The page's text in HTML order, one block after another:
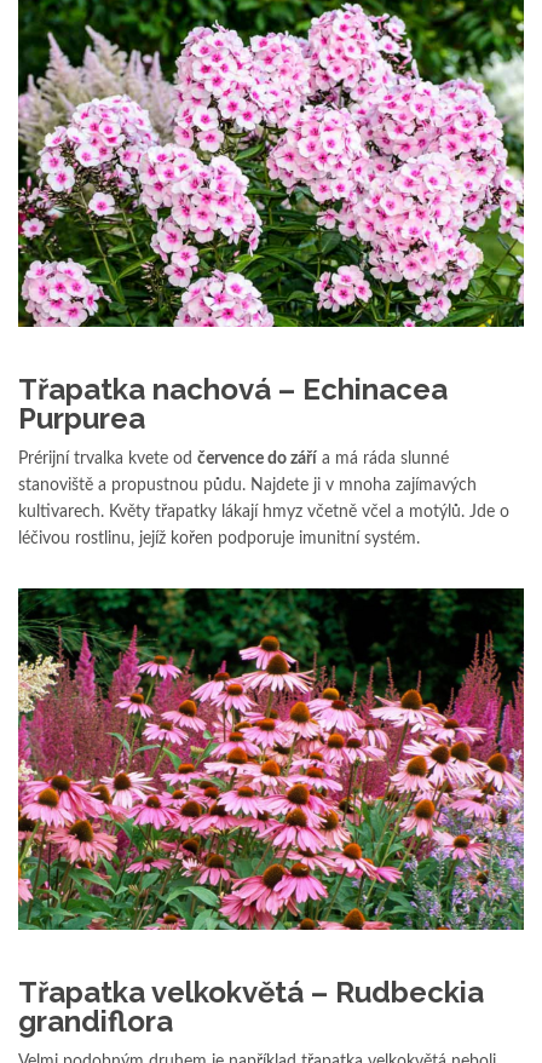
Třapatka nachová – Echinacea
Purpurea
Prérijní trvalka kvete od července do září a má ráda slunné
stanoviště a propustnou půdu. Najdete ji v mnoha zajímavých
kultivarech. Květy třapatky lákají hmyz včetně včel a motýlů. Jde o
léčivou rostlinu, jejíž kořen podporuje imunitní systém.
Třapatka velkokvětá – Rudbeckia
grandiflora